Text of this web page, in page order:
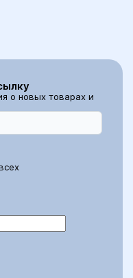
о новых товарах и